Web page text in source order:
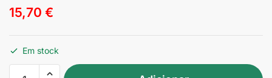
15,70 €
Em stock
Quantidade